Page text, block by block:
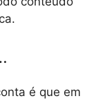
é que em